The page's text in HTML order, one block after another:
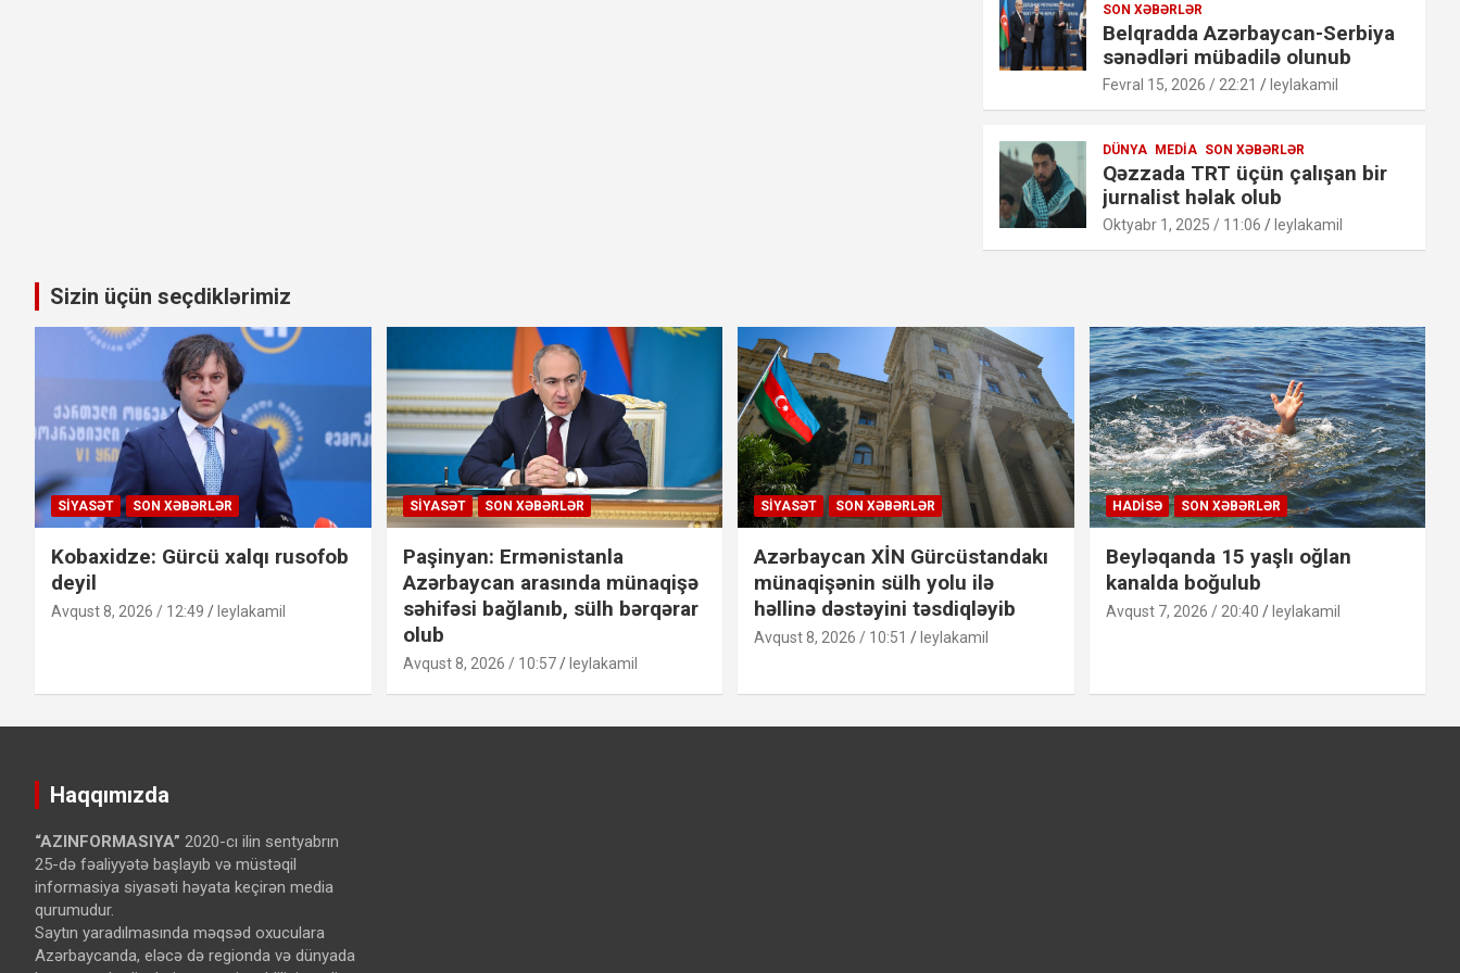
SON XƏBƏRLƏR
Belqradda Azərbaycan-Serbiya
sənədləri mübadilə olunub
Fevral 15, 2026 / 22:21 leylakamil
DÜNYA MEDIA SON XƏBƏRLƏR
Qəzzada TRT üçün çalışan bir
jurnalist həlak olub
Oktyabr 1, 2025 / 11:06 leylakamil
Sizin üçün seçdiklərimiz
SIYASƏT SON XƏBƏRLƏR
Kobaxidze: Gürcü xalqı rusofob
deyil
Avqust 8, 2026 / 12:49 leylakamil
SIYASƏT SON XƏBƏRLƏR
Paşinyan: Ermənistanla
Azərbaycan arasında münaqişə
səhifəsi bağlanıb, sülh bərqərar
olub
Avqust 8, 2026 / 10:57 leylakamil
SIYASƏT SON XƏBƏRLƏR
Azərbaycan XİN Gürcüstandakı
münaqişənin sülh yolu ilə
həllinə dəstəyini təsdiqləyib
Avqust 8, 2026 / 10:51 leylakamil
HADISƏ SON XƏBƏRLƏR
Beyləqanda 15 yaşlı oğlan
kanalda boğulub
Avqust 7, 2026 / 20:40 leylakamil
Haqqımızda
“AZINFORMASIYA” 2020-cı ilin sentyabrın
25-də fəaliyyətə başlayıb və müstəqil
informasiya siyasəti həyata keçirən media
qurumudur.
Saytın yaradılmasında məqsəd oxuculara
Azərbaycanda, eləcə də regionda və dünyada